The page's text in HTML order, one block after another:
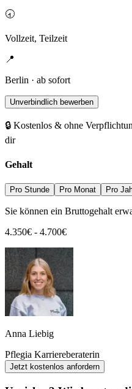
🕣
Vollzeit, Teilzeit
📍
Berlin · ab sofort
Unverbindlich bewerben
🔒 Kostenlos & ohne
dir
Gehalt
Pro Stunde Pro Monat Pro
Sie können ein Bruttogehalt
4.350€ - 4.700€
Anna Liebig
Pflegia Karriereberaterin
Jetzt kostenlos anfordern